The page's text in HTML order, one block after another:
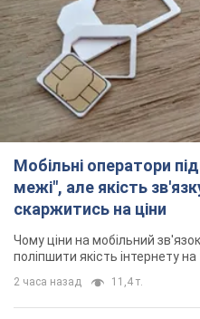
Мобільні оператори
межі", але якість
скаржитись на ціни
Чому ціни на мобільний зв'язок
поліпшити якість інтернету
2 часа назад 11,4 т.